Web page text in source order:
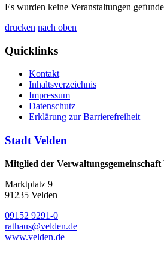
Es wurden keine Veranstaltungen
drucken nach oben
Quicklinks
Kontakt
Inhaltsverzeichnis
Impressum
Datenschutz
Erklärung zur Barrierefreiheit
Stadt Velden
Mitglied der Verwaltungsgemeinschaft
Marktplatz 9
91235 Velden
09152 9291-0
rathaus@velden.de
www.velden.de